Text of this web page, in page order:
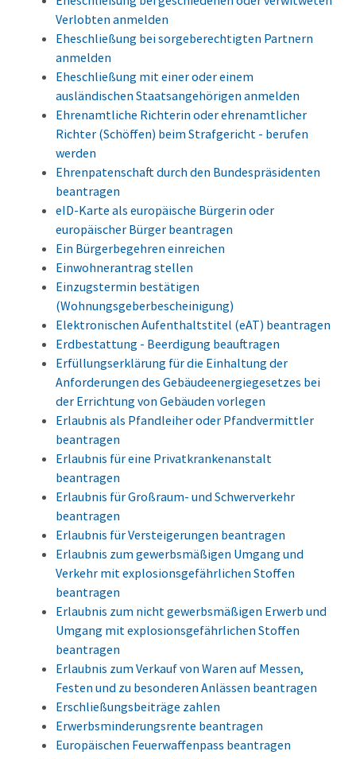
Verlobten anmelden
Eheschließung bei sorgeberechtigten Partnern
anmelden
Eheschließung mit einer oder einem
ausländischen Staatsangehörigen anmelden
Ehrenamtliche Richterin oder ehrenamtlicher
Richter (Schöffen) beim Strafgericht - berufen
werden
Ehrenpatenschaft durch den Bundespräsidenten
beantragen
eID-Karte als europäische Bürgerin oder
europäischer Bürger beantragen
Ein Bürgerbegehren einreichen
Einwohnerantrag stellen
Einzugstermin bestätigen
(Wohnungsgeberbescheinigung)
Elektronischen Aufenthaltstitel (eAT) beantragen
Erdbestattung - Beerdigung beauftragen
Erfüllungserklärung für die Einhaltung der
Anforderungen des Gebäudeenergiegesetzes bei
der Errichtung von Gebäuden vorlegen
Erlaubnis als Pfandleiher oder Pfandvermittler
beantragen
Erlaubnis für eine Privatkrankenanstalt
beantragen
Erlaubnis für Großraum- und Schwerverkehr
beantragen
Erlaubnis für Versteigerungen beantragen
Erlaubnis zum gewerbsmäßigen Umgang und
Verkehr mit explosionsgefährlichen Stoffen
beantragen
Erlaubnis zum nicht gewerbsmäßigen Erwerb und
Umgang mit explosionsgefährlichen Stoffen
beantragen
Erlaubnis zum Verkauf von Waren auf Messen,
Festen und zu besonderen Anlässen beantragen
Erschließungsbeiträge zahlen
Erwerbsminderungsrente beantragen
Europäischen Feuerwaffenpass beantragen